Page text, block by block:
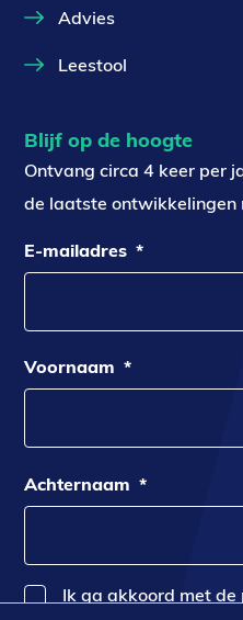
Advies
Leestool
Blijf op de hoogte
Ontvang circa 4 keer per
de laatste ontwikkelingen
E-mailadres *
Voornaam *
Achternaam *
Ik ga akkoord met